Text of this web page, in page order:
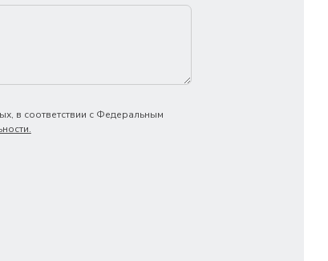
в соответствии с Федеральным